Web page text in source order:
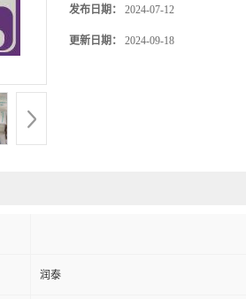
发布日期： 2024-07-12
更新日期： 2024-09-18
润泰